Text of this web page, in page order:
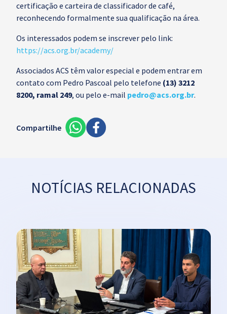
certificação e carteira de classificador de café,
reconhecendo formalmente sua qualificação na área.
Os interessados podem se inscrever pelo link:
https://acs.org.br/academy/
Associados ACS têm valor especial e podem entrar em
contato com Pedro Pascoal pelo telefone (13) 3212
8200, ramal 249, ou pelo e-mail pedro@acs.org.br.
Compartilhe
NOTÍCIAS RELACIONADAS